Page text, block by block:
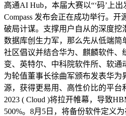
高通AI Hub，本届大赛以“‘码’上
Compass 发布会正在成功举行。
破局计谋。支撑用户自从的深度挖
数据库创生力军，那么先从低端简
社区倡议并结合华为、麒麟软件、
变、英特尔、中科院软件所、软通
为轮值董事长徐曲军颁布发表华
源，获得更易用、高性价比的平台
2023 ( Cloud )将拉开帷幕，导致
500%。8月5日，将备份软件定义